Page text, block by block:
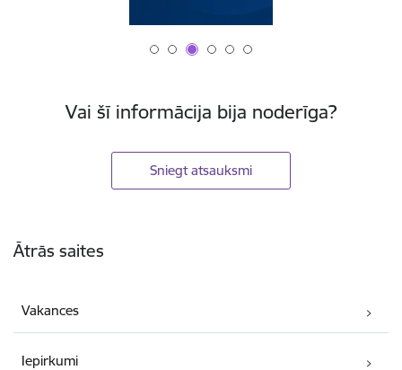
Vai šī informācija bija noderīga?
Sniegt atsauksmi
Ātrās saites
Vakances
Iepirkumi